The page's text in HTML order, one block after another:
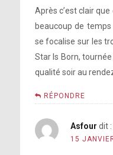
Après c’est clair
beaucoup de
se focalise sur les
Star Is Born,
qualité soir au
RÉPONDRE
Asfour dit :
15